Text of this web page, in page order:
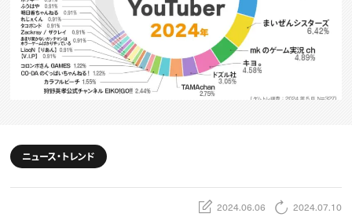
RECRUIT
クリエイター求人を探す
CREATIVE JOB求人検索
特集求人
スキルアップしたい！
デザイン
TOP Creator’s コラム
ニュース・トレンド
2024.06.06 2024.07.10